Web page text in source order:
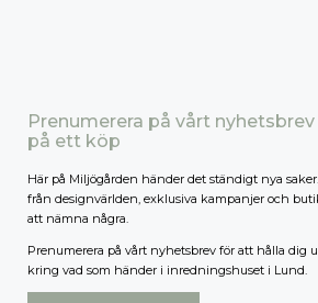
Prenumerera på vårt nyhetsbrev
på ett köp
Här på Miljögården händer det ständigt nya
från designvärlden, exklusiva kampanjer och
att nämna några.
Prenumerera på vårt nyhetsbrev för att hålla dig
kring vad som händer i inredningshuset i Lund.